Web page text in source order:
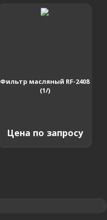
Фильтр масляный RF-2408
(1/)
Цена по запросу